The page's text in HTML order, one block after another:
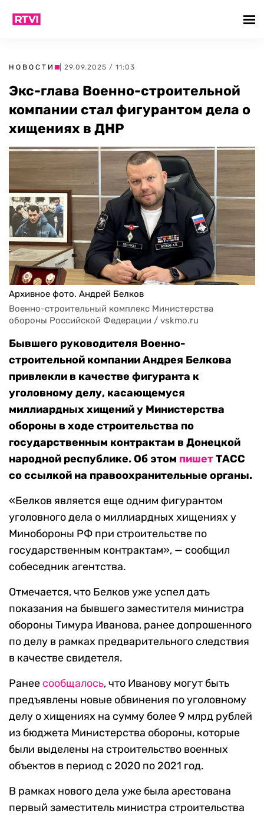
НОВОСТИ | 29.09.2025 / 11:03
Экс-глава Военно-строительной
компании стал фигурантом дела о
хищениях в ДНР
Архивное фото. Андрей Белков
Военно-строительный комплекс Министерства
обороны Российской Федерации / vskmo.ru
Бывшего руководителя Военно-
строительной компании Андрея Белкова
привлекли в качестве фигуранта к
уголовному делу, касающемуся
миллиардных хищений у Министерства
обороны в ходе строительства по
государственным контрактам в Донецкой
народной республике. Об этом пишетТАСС
со ссылкой на правоохранительные органы.
«Белков является еще одним фигурантом
уголовного дела о миллиардных хищениях у
Минобороны РФ при строительстве по
государственным контрактам», — сообщил
собеседник агентства.
Отмечается, что Белков уже успел дать
показания на бывшего заместителя министра
обороны Тимура Иванова, ранее допрошенного
по делу в рамках предварительного следствия
в качестве свидетеля.
Ранее сообщалось, что Иванову могут быть
предъявлены новые обвинения по уголовному
делу о хищениях на сумму более 9 млрд рублей
из бюджета Министерства обороны, которые
были выделены на строительство военных
объектов в период с 2020 по 2021 год.
В рамках нового дела уже была арестована
первый заместитель министра строительства